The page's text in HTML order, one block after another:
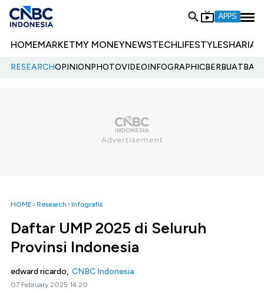
APPS
HOMEMARKETMY MONEYNEWSTECHLIFESTYLESHARIA
RESEARCHOPINIONPHOTOVIDEOINFOGRAPHIC
HOME Research Infografis
Daftar UMP 2025 di Seluruh
Provinsi Indonesia
edward ricardo, CNBC Indonesia
07 February 2025 14:20